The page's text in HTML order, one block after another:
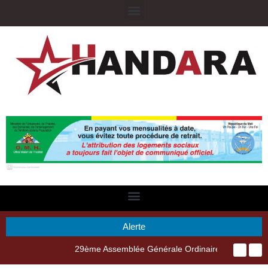
Alerte
29ème Assemblée Générale Ordinaire de l’Union Nyèsigiso : L’encours total des dépôts des membres passé de 18 milliards en 2024 à 21 milliards en 2025